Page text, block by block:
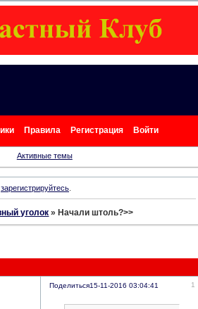
Правила Регистрация Войти
Активные темы
зарегистрируйтесь.
уголок »Начали штоль?>>
Поделиться 1
15-11-2016 03:04:41